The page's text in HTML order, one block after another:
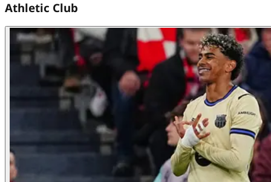
Athletic Club